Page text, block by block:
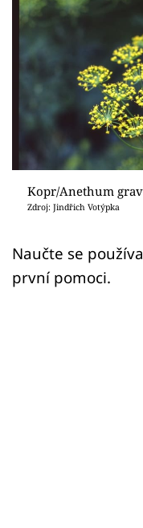
Zahrada
Design
Sledujte
Přihlášení
Sledujte nás
Kopr/Anethum
Zdroj: Jindřich Votýpka
Naučte se
první pomoci.